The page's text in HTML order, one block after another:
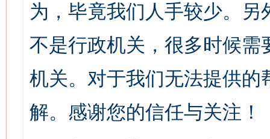
为，毕竟我们人手较少。
不是行政机关，很多时候
机关。对于我们无法提供
解。感谢您的信任与关注！